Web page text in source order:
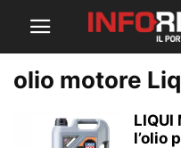
olio motore
LIQUI
l’olio